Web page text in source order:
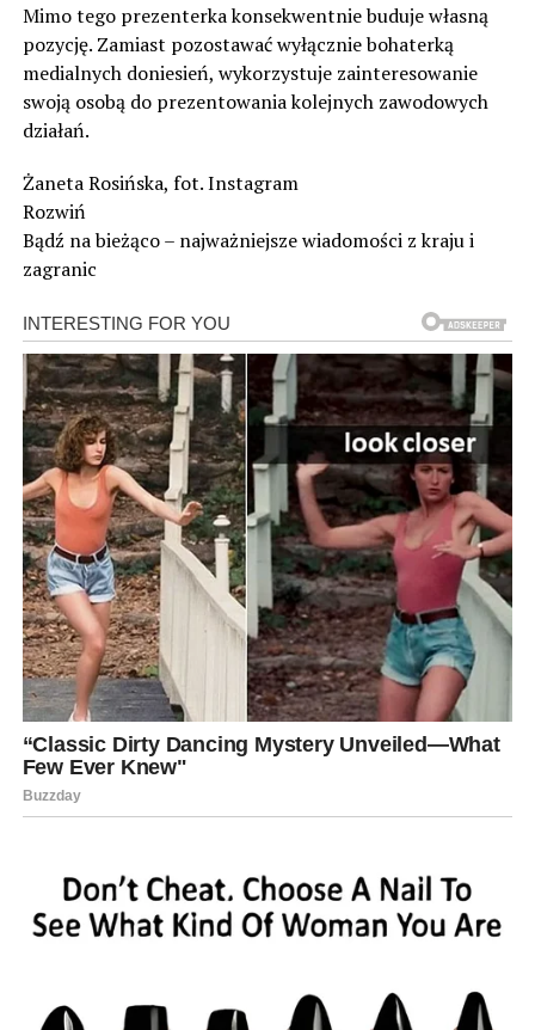
Mimo tego prezenterka konsekwentnie buduje własną
pozycję. Zamiast pozostawać wyłącznie bohaterką
medialnych doniesień, wykorzystuje zainteresowanie
swoją osobą do prezentowania kolejnych zawodowych
działań.
Żaneta Rosińska, fot. Instagram
Rozwiń
Bądź na bieżąco – najważniejsze wiadomości z kraju i
zagranic